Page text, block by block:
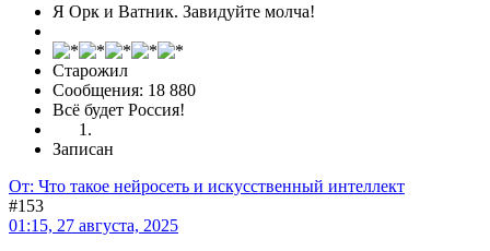
Я Орк и Ватник. Завидуйте молча!
Старожил
Сообщения: 18 880
Всё будет Россия!
Записан
От: Что такое нейросеть и искусственный интеллект
#153
01:15, 27 августа, 2025